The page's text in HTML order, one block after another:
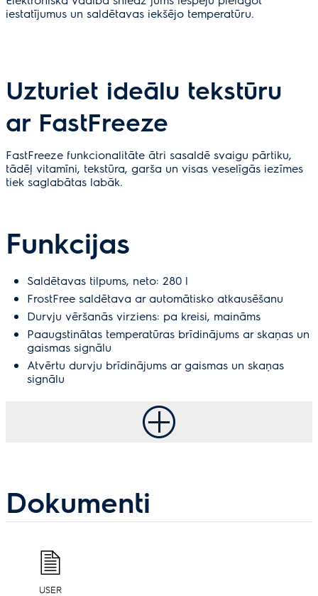
iestatījumus un saldētavas iekšējo temperatūru.
Uzturiet ideālu tekstūru
ar FastFreeze
FastFreeze funkcionalitāte ātri sasaldē svaigu pārtiku,
tādēļ vitamīni, tekstūra, garša un visas veselīgās iezīmes
tiek saglabātas labāk.
Funkcijas
Saldētavas tilpums, neto: 280 l
FrostFree saldētava ar automātisko atkausēšanu
Durvju vēršanās virziens: pa kreisi, maināms
Paaugstinātas temperatūras brīdinājums ar skaņas un
gaismas signālu
Atvērtu durvju brīdinājums ar gaismas un skaņas
signālu
Dokumenti
USER